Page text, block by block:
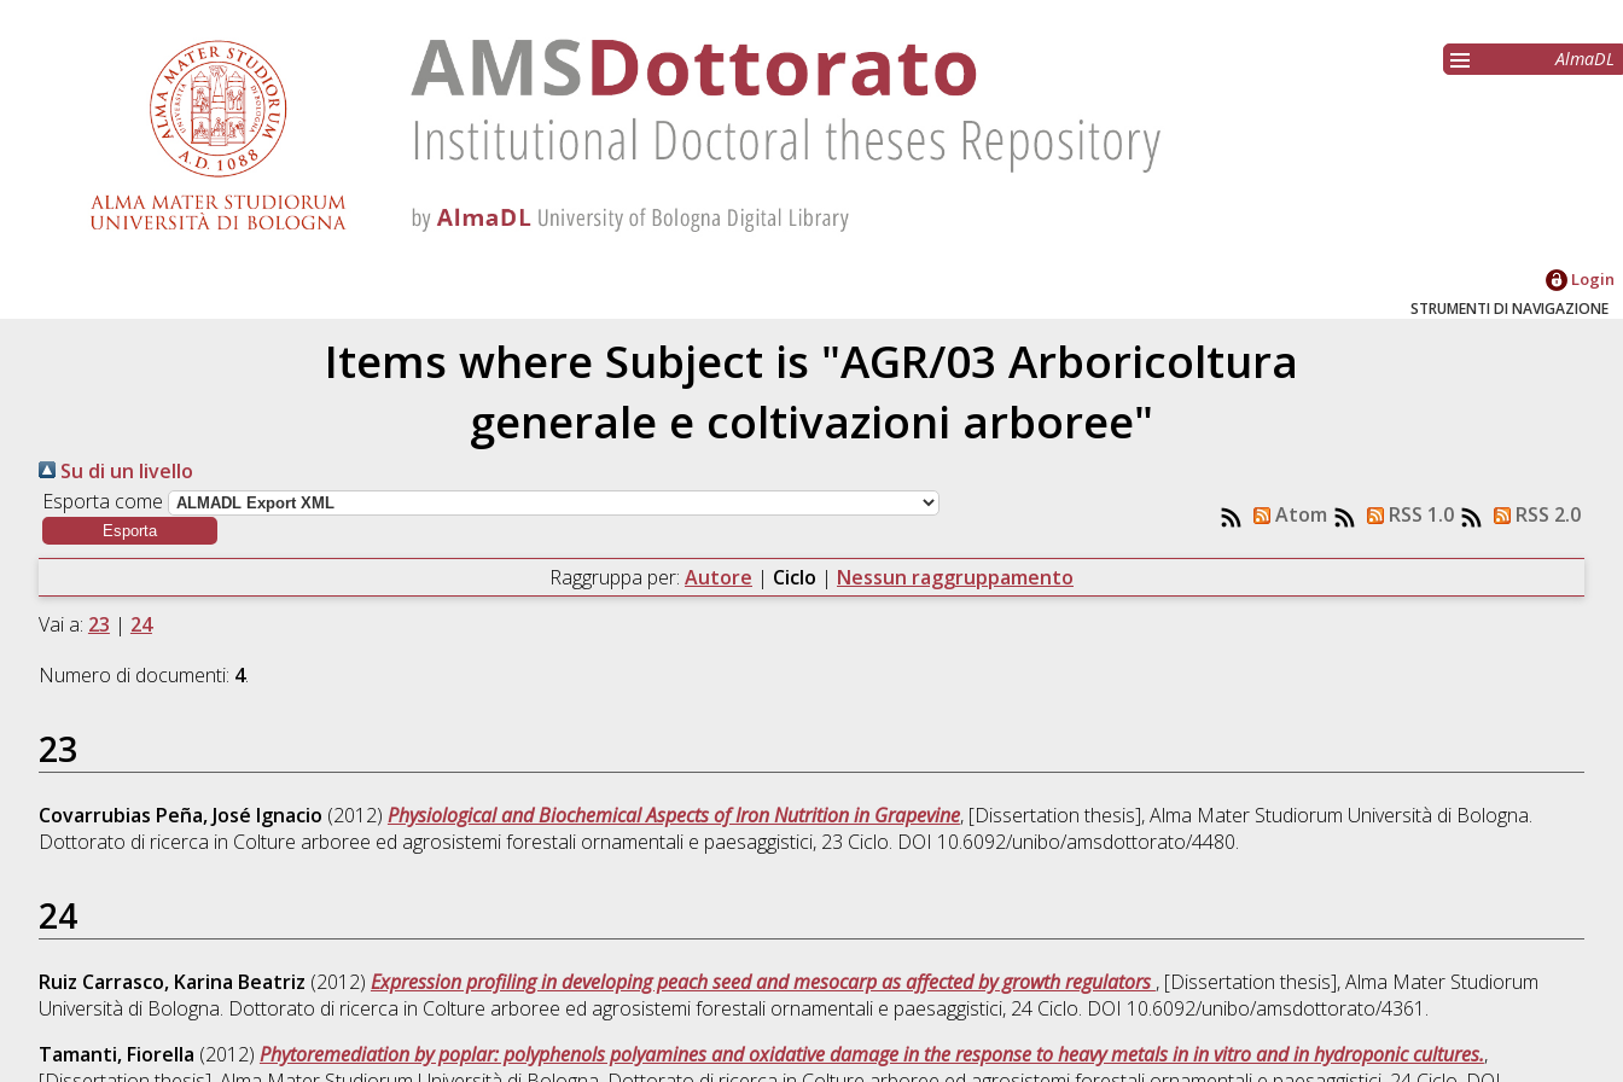
AlmaDL
Login
STRUMENTI DI NAVIGAZIONE
Items where Subject is "AGR/03 Arboricoltura
generale e coltivazioni arboree"
Su di un livello
Esporta come
Atom RSS 1.0 RSS 2.0
Raggruppa per: Autore | Ciclo | Nessun raggruppamento
Vai a: 23 | 24
Numero di documenti: 4.
23
Covarrubias Peña, José Ignacio (2012) Physiological and Biochemical Aspects of Iron Nutrition in Grapevine, [Dissertation thesis], Alma Mater Studiorum Università di Bologna.
Dottorato di ricerca in Colture arboree ed agrosistemi forestali ornamentali e paesaggistici, 23 Ciclo. DOI 10.6092/unibo/amsdottorato/4480.
24
Ruiz Carrasco, Karina Beatriz (2012) Expression profiling in developing peach seed and mesocarp as affected by growth regulators , [Dissertation thesis], Alma Mater Studiorum
Università di Bologna. Dottorato di ricerca in Colture arboree ed agrosistemi forestali ornamentali e paesaggistici, 24 Ciclo. DOI 10.6092/unibo/amsdottorato/4361.
Tamanti, Fiorella (2012) Phytoremediation by poplar: polyphenols polyamines and oxidative damage in the response to heavy metals in in vitro and in hydroponic cultures.,